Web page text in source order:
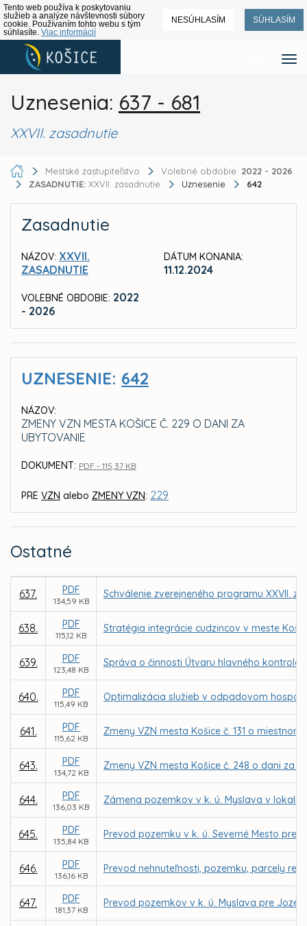
Tento web používa k poskytovaniu
služieb a analýze návštevnosti súbory
cookie. Používaním tohto webu s tým
súhlasíte. Viac informácií
NESÚHLASÍM SÚHLASÍM
Uznesenia: 637 - 681
XXVII. zasadnutie
Mestské zastupiteľstvo Volebné obdobie: 2022 - 2026
ZASADNUTIE: XXVII. zasadnutie Uznesenie 642
Zasadnutie
NÁZOV: XXVII.
ZASADNUTIE
VOLEBNÉ OBDOBIE: 2022
- 2026
DÁTUM KONANIA:
11.12.2024
UZNESENIE: 642
NÁZOV:
ZMENY VZN MESTA KOŠICE Č. 229 O DANI ZA
UBYTOVANIE
DOKUMENT: PDF - 115,37 KB
PRE VZN alebo ZMENY VZN: 229
Ostatné
637. PDF
134,59 KB
Schválenie zverejneného programu XXVII.
638. PDF
115,12 KB
Stratégia integrácie cudzincov v meste
639. PDF
123,48 KB
Správa o činnosti Útvaru hlavného
640. PDF
115,49 KB
Optimalizácia služieb v odpadovom
641. PDF
115,62 KB
Zmeny VZN mesta Košice č. 131 o
643. PDF
134,72 KB
Zmeny VZN mesta Košice č. 248 o dani za
644. PDF
136,03 KB
Zámena pozemkov v k. ú. Myslava v
645. PDF
135,84 KB
Prevod pozemku v k. ú. Severné Mesto pre
646. PDF
136,16 KB
Prevod nehnuteľnosti, pozemku, parcely
647. PDF
181,37 KB
Prevod pozemkov v k. ú. Myslava pre